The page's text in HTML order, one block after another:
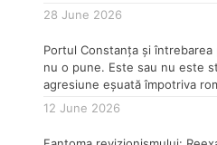
28 June 2026
Portul Constanța și
nu o pune. Este sau nu este
agresiune eșuată împotriva
12 June 2026